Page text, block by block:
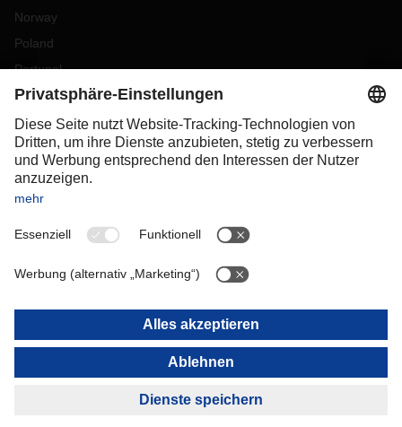
Norway
Poland
Portugal
Romania
Slovakia
Spain
Sweden
Switzerland
OCEANIA